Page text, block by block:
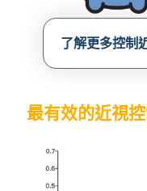
了解更多控制
最有效的近視